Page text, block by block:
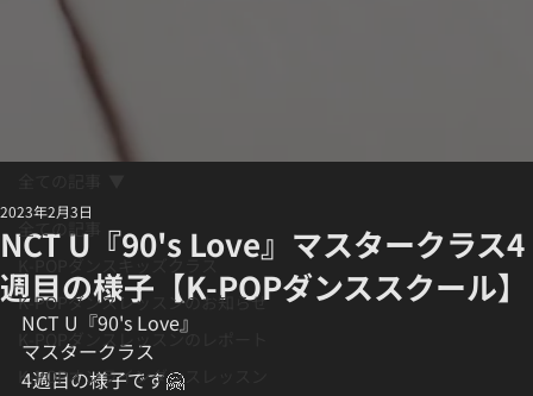
全ての記事
K-POPダンスキッズクラス
K-POPダンスレッスンのお知らせ
K-POPダンスレッスンのレポート
K-POPオンラインダンスレッスン
NCT U『90's Love』マスタークラス4
週目の様子【K-POPダンススクール】
2023年2月3日
NCT U『90's Love』
マスタークラス
4週目の様子です🤗